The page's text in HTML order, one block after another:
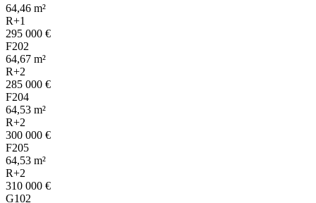
64,46 m²
R+1
295 000 €
F202
64,67 m²
R+2
285 000 €
F204
64,53 m²
R+2
300 000 €
F205
64,53 m²
R+2
310 000 €
G102